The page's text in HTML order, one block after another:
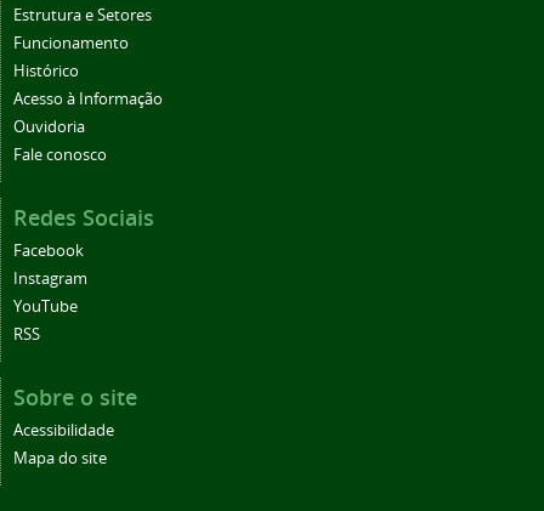
Estrutura e Setores
Funcionamento
Histórico
Acesso à Informação
Ouvidoria
Fale conosco
Redes Sociais
Facebook
Instagram
YouTube
RSS
Sobre o site
Acessibilidade
Mapa do site